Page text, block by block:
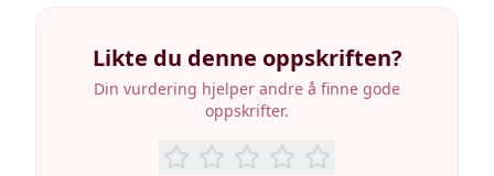
Likte du denne oppskriften?
Din vurdering hjelper andre å finne gode
oppskrifter.